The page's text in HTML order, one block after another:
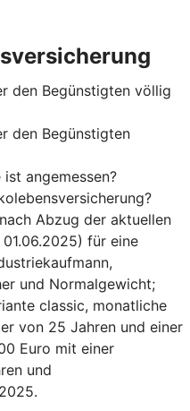
den Begünstigten völlig
den Begünstigten
angemessen?
Abzug der aktuellen
für eine
und Normalgewicht;
classic, monatliche
von 25 Jahren und einer
Euro mit einer
und